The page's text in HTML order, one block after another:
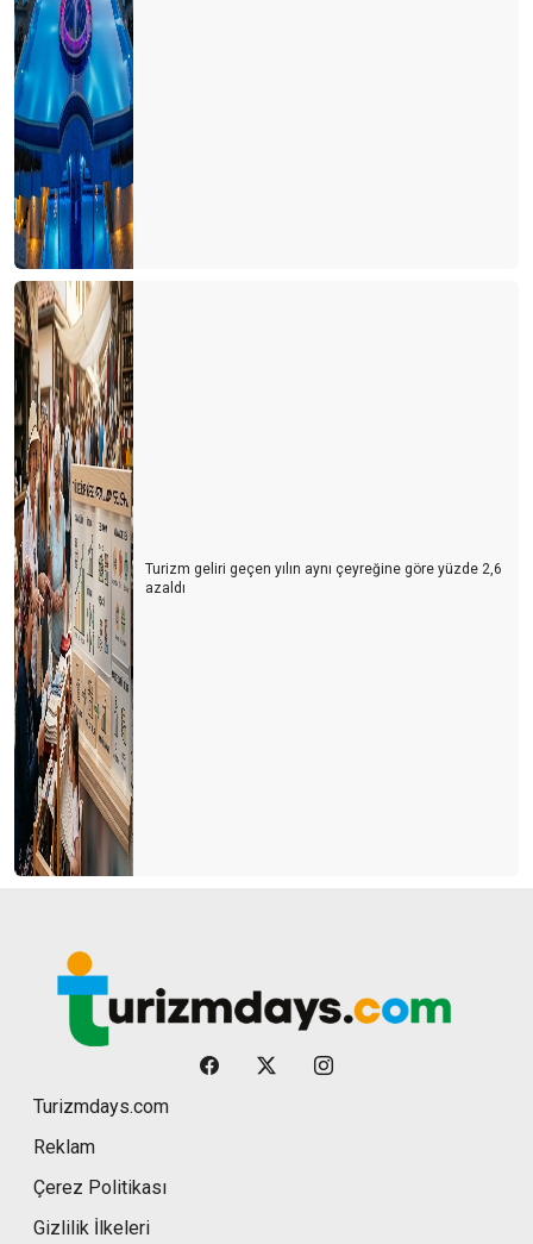
Turizm geliri geçen yılın aynı çeyreğine göre yüzde 2,6
azaldı
Turizmdays.com
Reklam
Çerez Politikası
Gizlilik İlkeleri